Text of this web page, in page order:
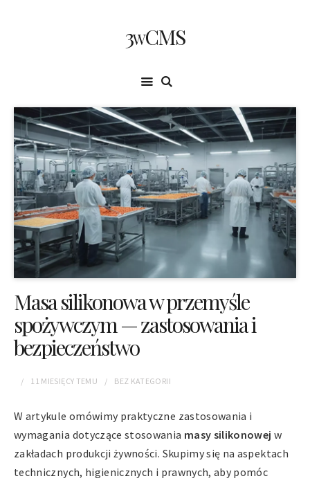
3wCMS
Masa silikonowa w przemyśle
spożywczym — zastosowania i
bezpieczeństwo
11 MIESIĘCY TEMU BEZ KATEGORII
W artykule omówimy praktyczne zastosowania i
wymagania dotyczące stosowania masy silikonowej w
zakładach produkcji żywności. Skupimy się na aspektach
technicznych, higienicznych i prawnych, aby pomóc